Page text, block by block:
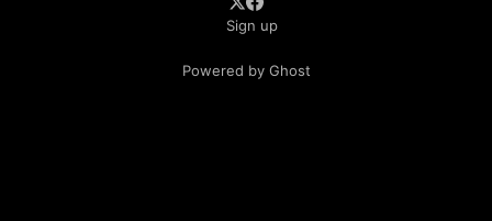
Sign up
Powered by Ghost